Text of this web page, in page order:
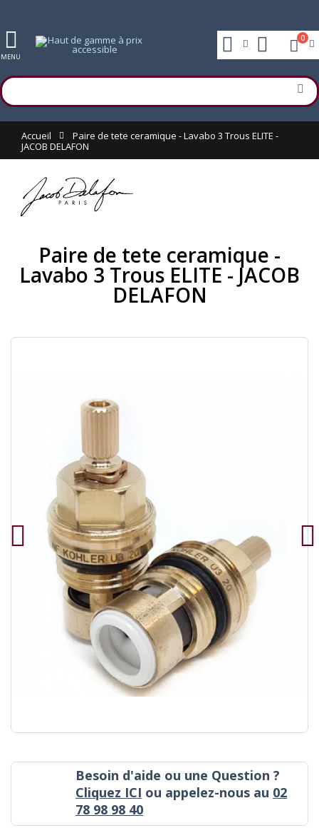
MENU
0
Accueil
Paire de tete ceramique - Lavabo 3 Trous ELITE -
JACOB DELAFON
Paire de tete ceramique -
Lavabo 3 Trous ELITE - JACOB
DELAFON
Besoin d'aide ou une Question ?
Cliquez ICI ou appelez-nous au 02
78 98 98 40